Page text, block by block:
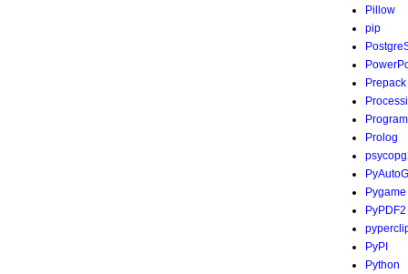
Pillow
pip
Prepack
Prolog
Pygame
PyPDF2
PyPI
Python